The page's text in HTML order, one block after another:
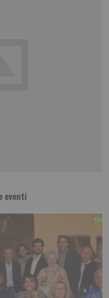
eventi